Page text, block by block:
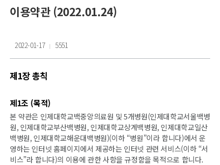
이용약관 (2022.01.24)
2022-01-17 5551
제1장 총칙
제1조 (목적)
본 약관은 인제대학교백중앙의료원 및 5개병원(인제대학교서울백병
원, 인제대학교부산백병원, 인제대학교상계백병원, 인제대학교일산
백병원, 인제대학교해운대백병원)(이하 “병원”이라 합니다)에서 운
영하는 인터넷 홈페이지에서 제공하는 인터넷 관련 서비스(이하 “서
비스”라 합니다)의 이용에 관한 사항을 규정함을 목적으로 합니다.